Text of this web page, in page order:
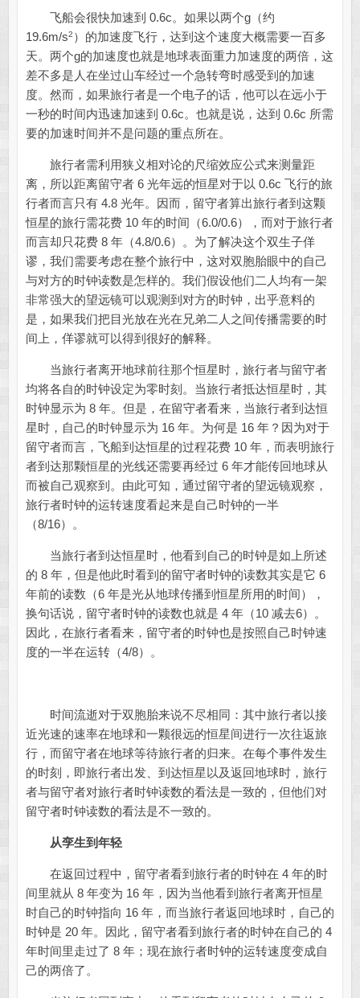
飞船会很快加速到 0.6c。如果以两个g（约
19.6m/s2 ）的加速度飞行，达到这个速度大概需要一百多
天。两个g的加速度也就是地球表面重力加速度的两倍，这
差不多是人在坐过山车经过一个急转弯时感受到的加速
度。然而，如果旅行者是一个电子的话，他可以在远小于
一秒的时间内迅速加速到 0.6c。也就是说，达到 0.6c 所需
要的加速时间并不是问题的重点所在。
旅行者需利用狭义相对论的尺缩效应公式来测量距
离，所以距离留守者 6 光年远的恒星对于以 0.6c 飞行的旅
行者而言只有 4.8 光年。因而，留守者算出旅行者到这颗
恒星的旅行需花费 10 年的时间（6.0/0.6），而对于旅行者
而言却只花费 8 年（4.8/0.6）。为了解决这个双生子佯
谬，我们需要考虑在整个旅行中，这对双胞胎眼中的自己
与对方的时钟读数是怎样的。我们假设他们二人均有一架
非常强大的望远镜可以观测到对方的时钟，出乎意料的
是，如果我们把目光放在光在兄弟二人之间传播需要的时
间上，佯谬就可以得到很好的解释。
当旅行者离开地球前往那个恒星时，旅行者与留守者
均将各自的时钟设定为零时刻。当旅行者抵达恒星时，其
时钟显示为 8 年。但是，在留守者看来，当旅行者到达恒
星时，自己的时钟显示为 16 年。为何是 16 年？因为对于
留守者而言，飞船到达恒星的过程花费 10 年，而表明旅行
者到达那颗恒星的光线还需要再经过 6 年才能传回地球从
而被自己观察到。由此可知，通过留守者的望远镜观察，
旅行者时钟的运转速度看起来是自己时钟的一半
（8/16）。
当旅行者到达恒星时，他看到自己的时钟是如上所述
的 8 年，但是他此时看到的留守者时钟的读数其实是它 6
年前的读数（6 年是光从地球传播到恒星所用的时间），
换句话说，留守者时钟的读数也就是 4 年（10 减去6）。
因此，在旅行者看来，留守者的时钟也是按照自己时钟速
度的一半在运转（4/8）。
时间流逝对于双胞胎来说不尽相同：其中旅行者以接
近光速的速率在地球和一颗很远的恒星间进行一次往返旅
行，而留守者在地球等待旅行者的归来。在每个事件发生
的时刻，即旅行者出发、到达恒星以及返回地球时，旅行
者与留守者对旅行者时钟读数的看法是一致的，但他们对
留守者时钟读数的看法是不一致的。
从孪生到年轻
在返回过程中，留守者看到旅行者的时钟在 4 年的时
间里就从 8 年变为 16 年，因为当他看到旅行者离开恒星
时自己的时钟指向 16 年，而当旅行者返回地球时，自己的
时钟是 20 年。因此，留守者看到旅行者的时钟在自己的 4
年时间里走过了 8 年；现在旅行者时钟的运转速度变成自
己的两倍了。